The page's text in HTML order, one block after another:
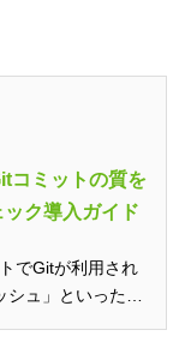
コミットの質を
ク導入ガイド
でGitが利用され
ュ」といったコ